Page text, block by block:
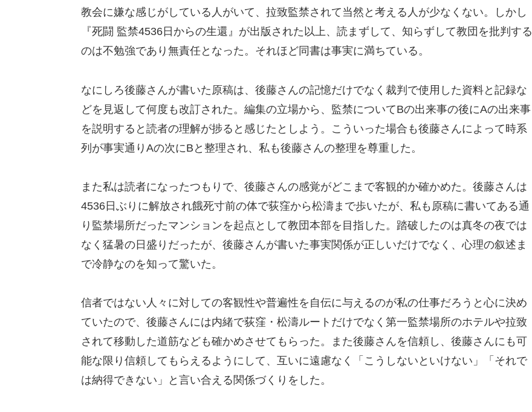
教会に嫌な感じがしている人がいて、拉致監禁されて当然と考える人が少なくない。しかし
『死闘 監禁4536日からの生還』が出版された以上、読まずして、知らずして教団を批判する
のは不勉強であり無責任となった。それほど同書は事実に満ちている。
なにしろ後藤さんが書いた原稿は、後藤さんの記憶だけでなく裁判で使用した資料と記録な
どを見返して何度も改訂された。編集の立場から、監禁についてBの出来事の後にAの出来事
を説明すると読者の理解が捗ると感じたとしよう。こういった場合も後藤さんによって時系
列が事実通りAの次にBと整理され、私も後藤さんの整理を尊重した。
また私は読者になったつもりで、後藤さんの感覚がどこまで客観的か確かめた。後藤さんは
4536日ぶりに解放され餓死寸前の体で荻窪から松濤まで歩いたが、私も原稿に書いてある通
り監禁場所だったマンションを起点として教団本部を目指した。踏破したのは真冬の夜では
なく猛暑の日盛りだったが、後藤さんが書いた事実関係が正しいだけでなく、心理の叙述ま
で冷静なのを知って驚いた。
信者ではない人々に対しての客観性や普遍性を自伝に与えるのが私の仕事だろうと心に決め
ていたので、後藤さんには内緒で荻窪・松濤ルートだけでなく第一監禁場所のホテルや拉致
されて移動した道筋なども確かめさせてもらった。また後藤さんを信頼し、後藤さんにも可
能な限り信頼してもらえるようにして、互いに遠慮なく「こうしないといけない」「それで
は納得できない」と言い合える関係づくりをした。